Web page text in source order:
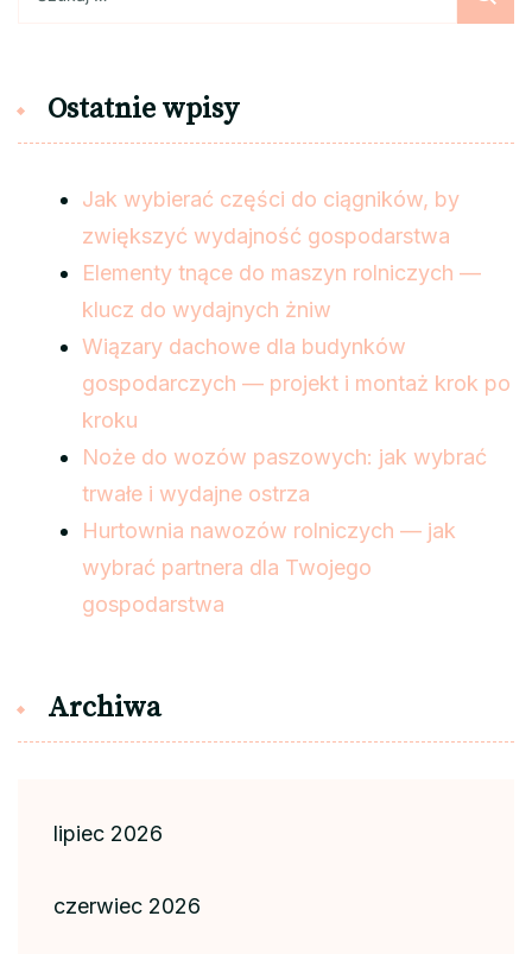
Ostatnie wpisy
Jak wybierać części do ciągników, by
zwiększyć wydajność gospodarstwa
Elementy tnące do maszyn rolniczych —
klucz do wydajnych żniw
Wiązary dachowe dla budynków
gospodarczych — projekt i montaż krok po
kroku
Noże do wozów paszowych: jak wybrać
trwałe i wydajne ostrza
Hurtownia nawozów rolniczych — jak
wybrać partnera dla Twojego
gospodarstwa
Archiwa
lipiec 2026
czerwiec 2026